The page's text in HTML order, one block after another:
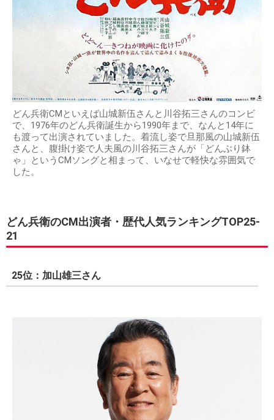
どん兵衛CMといえば山城新伍さんと川谷拓三さんのコンビ
で、1976年のどん兵衛誕生から1990年まで、なんと14年に
も渡って出演されていました。着流し姿で旦那風の山城新伍
さんと、腹掛け姿で人夫風の川谷拓三さんが「どんぶり鉢
ゃ」というCMソングと相まって、いなせで軽快な雰囲気で
した。
どん兵衛のCM出演者・歴代人気ランキングTOP25-
21
25位：加山雄三さん